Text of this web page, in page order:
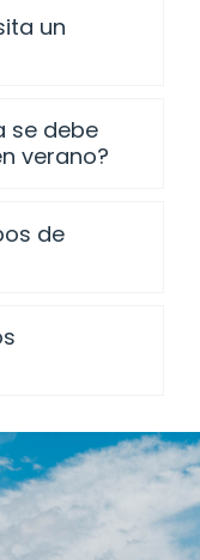
un
se debe
verano?
de